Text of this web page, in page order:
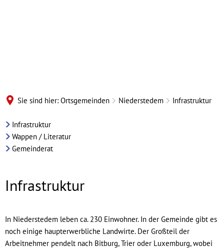
Sie sind hier: Ortsgemeinden Niederstedem Infrastruktur
Niederstedem
Infrastruktur
Wappen / Literatur
Gemeinderat
Infrastruktur
In Niederstedem leben ca. 230 Einwohner. In der Gemeinde gibt es
noch einige haupterwerbliche Landwirte. Der Großteil der
Arbeitnehmer pendelt nach Bitburg, Trier oder Luxemburg, wobei